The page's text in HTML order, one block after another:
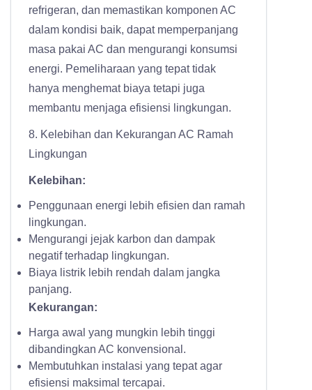
refrigeran, dan memastikan komponen AC
dalam kondisi baik, dapat memperpanjang
masa pakai AC dan mengurangi konsumsi
energi. Pemeliharaan yang tepat tidak
hanya menghemat biaya tetapi juga
membantu menjaga efisiensi lingkungan.
8. Kelebihan dan Kekurangan AC Ramah
Lingkungan
Kelebihan:
Penggunaan energi lebih efisien dan ramah
lingkungan.
Mengurangi jejak karbon dan dampak
negatif terhadap lingkungan.
Biaya listrik lebih rendah dalam jangka
panjang.
Kekurangan:
Harga awal yang mungkin lebih tinggi
dibandingkan AC konvensional.
Membutuhkan instalasi yang tepat agar
efisiensi maksimal tercapai.